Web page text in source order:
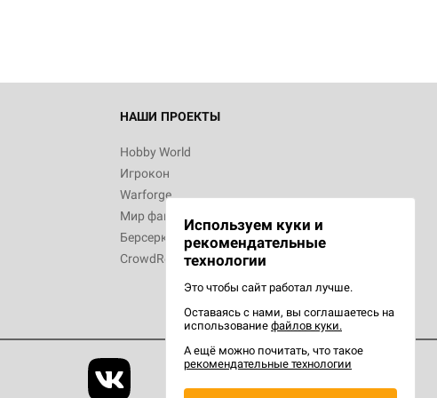
НАШИ ПРОЕКТЫ
Hobby World
Игрокон
Warforge
Мир фантастики
Берсерк
CrowdRepublic
Используем куки и
рекомендательные
технологии
Это чтобы сайт работал лучше.
Оставаясь с нами, вы соглашаетесь на
использование файлов куки.
А ещё можно почитать, что такое
рекомендательные технологии